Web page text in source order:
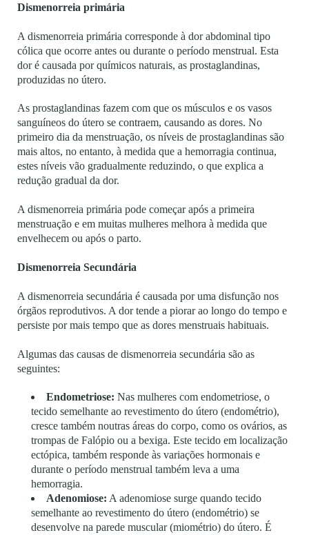
Dismenorreia primária
A dismenorreia primária corresponde à dor abdominal tipo
cólica que ocorre antes ou durante o período menstrual. Esta
dor é causada por químicos naturais, as prostaglandinas,
produzidas no útero.
As prostaglandinas fazem com que os músculos e os vasos
sanguíneos do útero se contraem, causando as dores. No
primeiro dia da menstruação, os níveis de prostaglandinas são
mais altos, no entanto, à medida que a hemorragia continua,
estes níveis vão gradualmente reduzindo, o que explica a
redução gradual da dor.
A dismenorreia primária pode começar após a primeira
menstruação e em muitas mulheres melhora à medida que
envelhecem ou após o parto.
Dismenorreia Secundária
A dismenorreia secundária é causada por uma disfunção nos
órgãos reprodutivos. A dor tende a piorar ao longo do tempo e
persiste por mais tempo que as dores menstruais habituais.
Algumas das causas de dismenorreia secundária são as
seguintes:
Endometriose: Nas mulheres com endometriose, o
tecido semelhante ao revestimento do útero (endométrio),
cresce também noutras áreas do corpo, como os ovários, as
trompas de Falópio ou a bexiga. Este tecido em localização
ectópica, também responde às variações hormonais e
durante o período menstrual também leva a uma
hemorragia.
Adenomiose: A adenomiose surge quando tecido
semelhante ao revestimento do útero (endométrio) se
desenvolve na parede muscular (miométrio) do útero. É